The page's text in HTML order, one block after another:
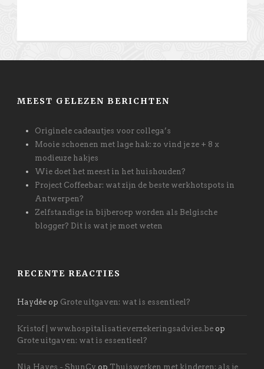
MEEST GELEZEN BERICHTEN
Originele cadeautjes voor collega’s
Mooie schoenen met lage hak: zo vind je ze + 8 x
modieuze hakjes
Wie doet het meest in het huishouden?
Project Coffeebar: wat zijn de beste werkhotspots in
Antwerpen?
Zelfstandige in bijberoep worden als Belgische
blogger? Dit is wat je moet weten
RECENTE REACTIES
Haydée op Grote uitgaven: wat is essentieel?
Kristof | www.hospitalisatieverzekeringsadvies.be op
Grote uitgaven: wat is essentieel?
Nia Hayes - ShunCy op Thuiswerken met kinderen: als je